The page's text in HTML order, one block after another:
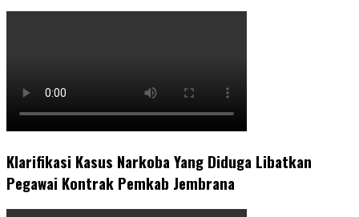
Klarifikasi Kasus Narkoba Yang Diduga Libatkan
Pegawai Kontrak Pemkab Jembrana